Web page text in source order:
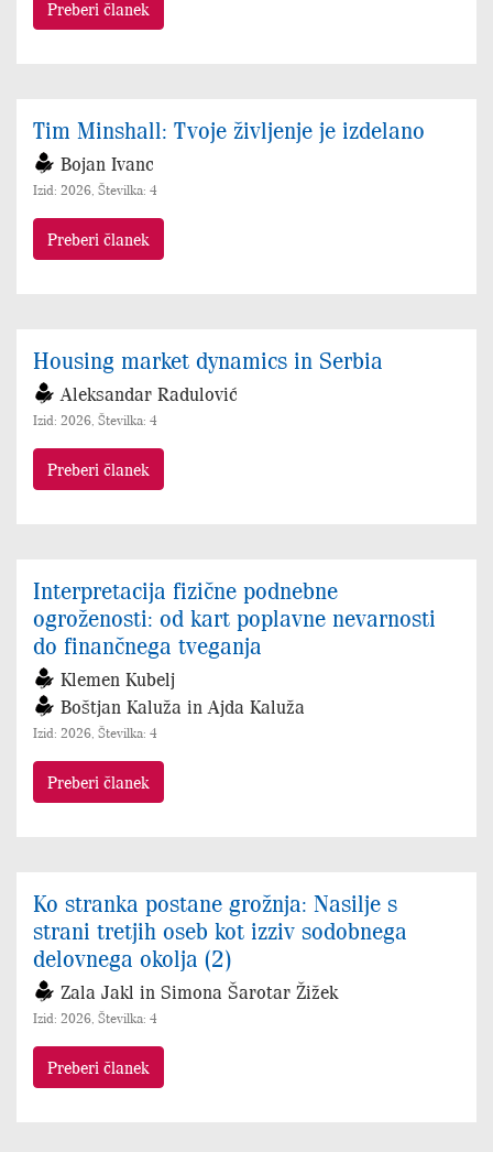
Preberi članek
Tim Minshall: Tvoje življenje je izdelano
Bojan Ivanc
Izid: 2026, Številka: 4
Preberi članek
Housing market dynamics in Serbia
Aleksandar Radulović
Izid: 2026, Številka: 4
Preberi članek
Interpretacija fizične podnebne
ogroženosti: od kart poplavne nevarnosti
do finančnega tveganja
Klemen Kubelj
Boštjan Kaluža in Ajda Kaluža
Izid: 2026, Številka: 4
Preberi članek
Ko stranka postane grožnja: Nasilje s
strani tretjih oseb kot izziv sodobnega
delovnega okolja (2)
Zala Jakl in Simona Šarotar Žižek
Izid: 2026, Številka: 4
Preberi članek